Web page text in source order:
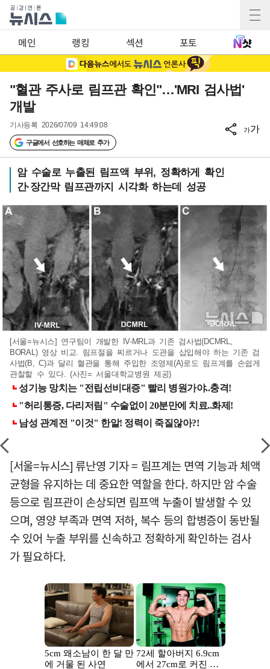
메인 랭킹 섹션 포토
"혈관 주사로 림프관 확인"…'MRI 검사법'
개발
기사등록 2026/07/09 14:49:08
구글에서 선호하는 매체로 추가
가가
암 수술로 누출된 림프액 부위, 정확하게 확인
간·장간막 림프관까지 시각화 하는데 성공
[서울=뉴시스] 연구팀이 개발한 IV-MRL과 기존 검사법(DCMRL,
BORAL) 영상 비교. 림프절을 찌르거나 도관을 삽입해야 하는 기존 검
사법(B, C)과 달리 혈관을 통해 주입한 조영제(A)로도 림프계를 손쉽게
관찰할 수 있다. (사진= 서울대학교병원 제공)
[서울=뉴시스] 류난영 기자 = 림프계는 면역 기능과 체액
균형을 유지하는 데 중요한 역할을 한다. 하지만 암 수술
등으로 림프관이 손상되면 림프액 누출이 발생할 수 있
으며, 영양 부족과 면역 저하, 복수 등의 합병증이 동반될
수 있어 누출 부위를 신속하고 정확하게 확인하는 검사
가 필요하다.